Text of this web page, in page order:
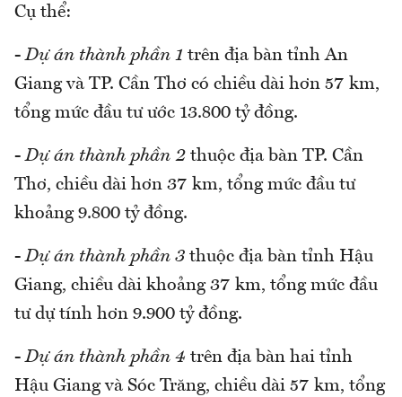
Cụ thể:
-Dự án thành phần 1 trên địa bàn tỉnh An
Giang và TP. Cần Thơ có chiều dài hơn 57 km,
tổng mức đầu tư ước 13.800 tỷ đồng.
-Dự án thành phần 2 thuộc địa bàn TP. Cần
Thơ, chiều dài hơn 37 km, tổng mức đầu tư
khoảng 9.800 tỷ đồng.
-Dự án thành phần 3 thuộc địa bàn tỉnh Hậu
Giang, chiều dài khoảng 37 km, tổng mức đầu
tư dự tính hơn 9.900 tỷ đồng.
-Dự án thành phần 4 trên địa bàn hai tỉnh
Hậu Giang và Sóc Trăng, chiều dài 57 km, tổng